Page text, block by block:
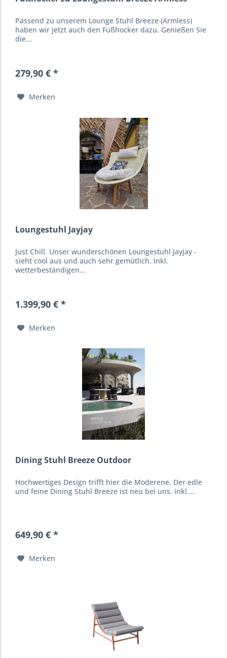
Passend zu unserem Lounge Stuhl Breeze (Armless)
haben wir jetzt auch den Fußhocker dazu. Genießen Sie
die...
279,90 € *
Merken
Loungestuhl Jayjay
Just Chill. Unser wunderschönen Loungestuhl Jayjay -
sieht cool aus und auch sehr gemütlich. Inkl.
wetterbeständigen...
1.399,90 € *
Merken
Dining Stuhl Breeze Outdoor
Hochwertiges Design trifft hier die Moderene. Der edle
und feine Dining Stuhl Breeze ist neu bei uns. inkl....
649,90 € *
Merken